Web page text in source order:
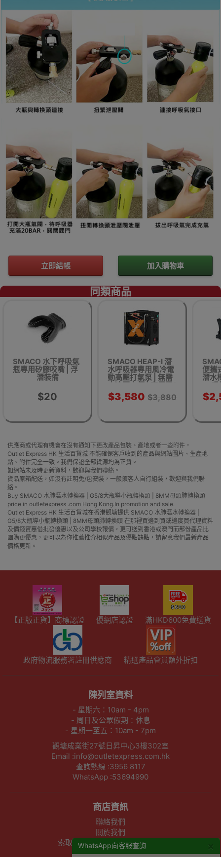
立即結帳 加入購物車
同類商品
SMACO 水下呼吸氣
瓶專用矽膠咬嘴 | 浮
潛裝備
$20
SMACO HEAP-I 潛
水呼吸器專用風冷電
動高壓打氣泵 | 無需
水冷更方便 | 家用電/
汽車電瓶供電
$3,580 $3,880
便攜
潛水
吸
供應商或代理有機會在沒有通知下更改產品包裝、產地或者一些附件，
Outlet Express HK 生活百貨城 不能確保客戶收到的產品與網站圖片、生產地
點、附件完全一致。我們保證全部貨源均為正貨。
如網站未及時更新資料，歡迎與我們聯絡。
貨品原箱配送，如沒有註明免/包安裝，一般須客人自行組裝，歡迎與我們聯
絡。
Buy SMACO 水肺潛水轉換器 | G5/8大瓶導小瓶轉換頭 | 8MM母頭肺轉換頭
price in outletexpress .com Hong Kong.In promotion and sale.
Outlet Express HK 生活百貨城在香港觀塘提供 SMACO 水肺潛水轉換器 |
G5/8大瓶導小瓶轉換頭 | 8MM母頭肺轉換頭 在那裡買邊到買或邊度買代理資料
及價錢實惠借批發優惠以及公司學校報價，更可送到香港或澳門而部份產品比
團購更優惠，更可以為你推薦推介相似產品及優點缺點，請留意我們最新產品
價格更新。
WhatsApp向客服查詢
【正版正貨】商標認證 優網店認證 滿HKD600免費送貨
政府物流服務署註冊供應商 精選產品會員額外折扣
陳列室資料
- 星期六：10am - 4pm
- 周日及公眾假期：休息
- 星期一至五：10am - 7pm
觀塘成業街27號日昇中心3樓302室
Email :info@outletexpress.com.hk
查詢熱線 :3956 8117
WhatsApp :53694990
商店資訊
聯絡我們
關於我們
索取報價 公司、學校或機構採購
以公司採購卡(P卡)付款